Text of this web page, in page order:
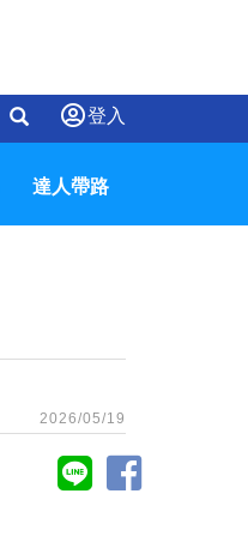
登入
達人帶路
2026/05/19